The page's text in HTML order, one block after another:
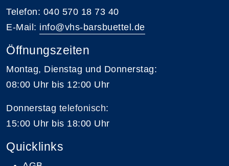
Telefon: 040 570 18 73 40
E-Mail: info@vhs-barsbuettel.de
Öffnungszeiten
Montag, Dienstag und Donnerstag:
08:00 Uhr bis 12:00 Uhr
Donnerstag telefonisch:
15:00 Uhr bis 18:00 Uhr
Quicklinks